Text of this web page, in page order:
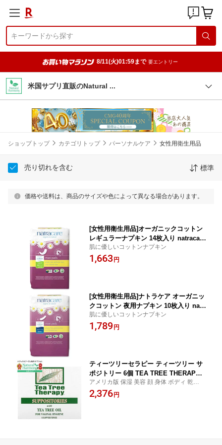
8/11(火)01:59まで 要エントリー
米国サプリ直販のNatural
ショップトップ カテゴリトップ パーソナルケア 女性用衛生用品
売り切れを含む 標準
価格や送料は、商品のサイズや色によって異なる場合があります。
[女性用衛生用品]オーガニックコットン
レギュラーナプキン 14枚入り natracare
(ナトラケア) organic cotton maxi pads
regular 14cover natracare
肌に優しいコットンナプキン
1,663円
[女性用衛生用品]ナトラケア オーガニッ
クコットン 夜用ナプキン 10枚入り natr
acare organic cotton maxi pads night
time
肌に優しいコットンナプキン
1,789円
ティーツリーセラピー ティーツリー サ
ポジトリー 6個 TEA TREE THERAPY I
NC. Tea Tree Suppository 6 CT 【お取
り寄せ商品】
アメリカ版 保湿 美容 顔 身体 ボディ 乾燥
日本未発売 コスメ
2,376円